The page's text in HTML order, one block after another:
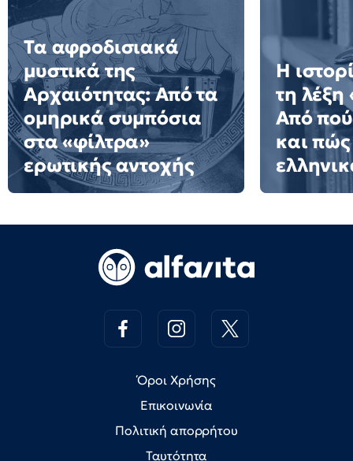
Τα αφροδισιακά
μυστικά της
Αρχαιότητας: Από τα
ομηρικά συμπόσια
στα «φίλτρα»
ερωτικής αντοχής
Η
τη λέξη
Από
και
Όροι Χρήσης
Επικοινωνία
Πολιτική απορρήτου
Ταυτότητα